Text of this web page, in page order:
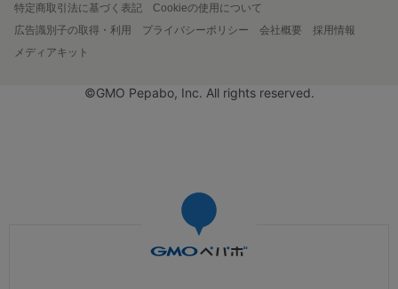
特定商取引法に基づく表記
Cookieの使用について
広告識別子の取得・利用
プライバシーポリシー 会社概要
採用情報
メディアキット
©GMO Pepabo, Inc. All rights reserved.